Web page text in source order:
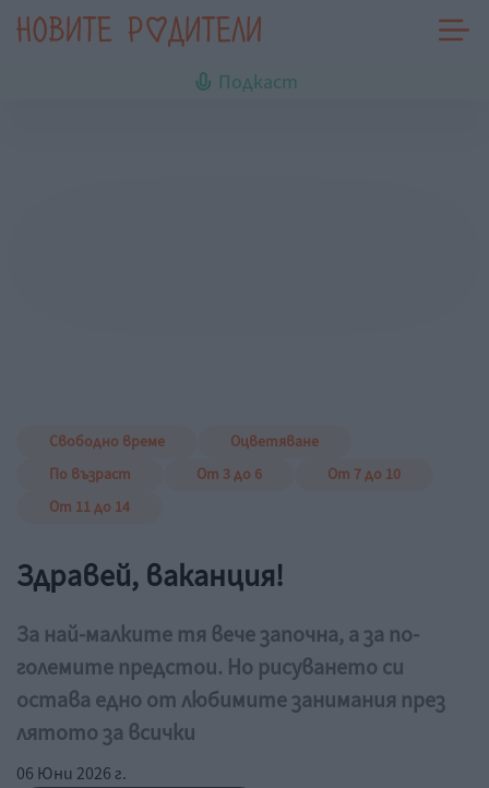
Подкаст
Свободно време
Оцветяване
По възраст
От 3 до 6
От 7 до 10
От 11 до 14
Здравей, ваканция!
За най-малките тя вече започна, а за по-
големите предстои. Но рисуването си
остава едно от любимите занимания през
лятото за всички
06 Юни 2026 г.